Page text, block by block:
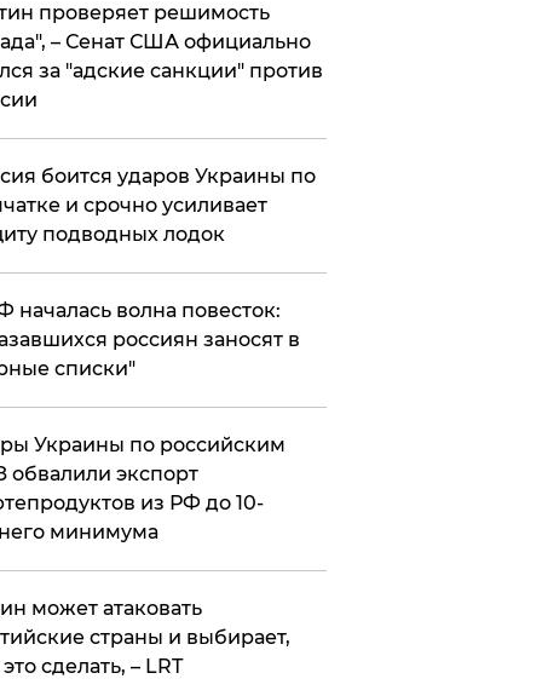
проверяет решимость
– Сенат США официально
за "адские санкции" против
боится ударов Украины по
и срочно усиливает
подводных лодок
началась волна повесток:
россиян заносят в
списки"
Украины по российским
обвалили экспорт
из РФ до 10-
минимума
может атаковать
страны и выбирает,
сделать, – LRT